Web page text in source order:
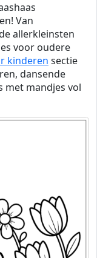
Van
allerkleinsten
voor oudere
kinderen sectie
dansende
met mandjes vol